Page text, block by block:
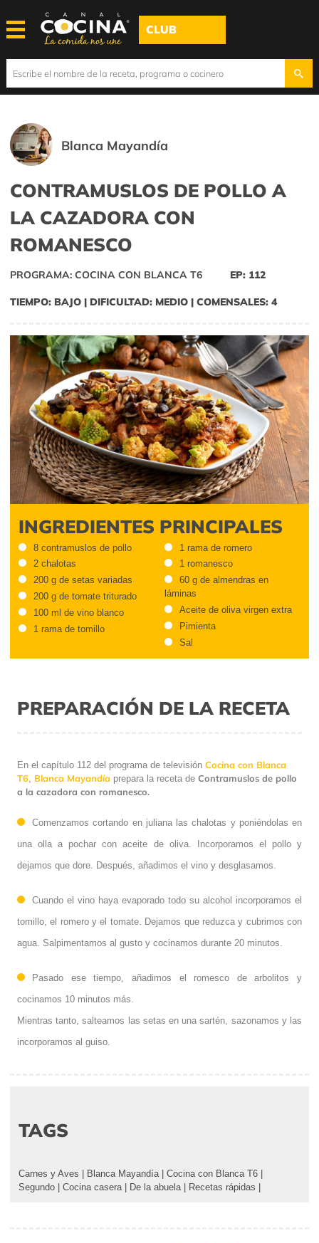
CLUB
Blanca Mayandía
CONTRAMUSLOS DE POLLO A
LA CAZADORA CON
ROMANESCO
PROGRAMA: COCINA CON BLANCA T6 EP: 112
TIEMPO: BAJO | DIFICULTAD: MEDIO | COMENSALES: 4
INGREDIENTES PRINCIPALES
8 contramuslos de pollo
2 chalotas
200 g de setas variadas
200 g de tomate triturado
100 ml de vino blanco
1 rama de tomillo
1 rama de romero
1 romanesco
60 g de almendras en
láminas
Aceite de oliva virgen extra
Pimienta
Sal
PREPARACIÓN DE LA RECETA
En el capítulo 112 del programa de televisión Cocina con Blanca
T6, Blanca Mayandía prepara la receta de Contramuslos de pollo
a la cazadora con romanesco.
Comenzamos cortando en juliana las chalotas y poniéndolas en
una olla a pochar con aceite de oliva. Incorporamos el pollo y
dejamos que dore. Después, añadimos el vino y desglasamos.
Cuando el vino haya evaporado todo su alcohol incorporamos el
tomillo, el romero y el tomate. Dejamos que reduzca y cubrimos con
agua. Salpimentamos al gusto y cocinamos durante 20 minutos.
Pasado ese tiempo, añadimos el romesco de arbolitos y
cocinamos 10 minutos más.
Mientras tanto, salteamos las setas en una sartén, sazonamos y las
incorporamos al guiso.
TAGS
Carnes y Aves Blanca Mayandía| Cocina con Blanca T6
Segundo
Cocina casera| De la abuela| Recetas rápidas